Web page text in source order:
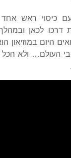
עם כיסוי ראש
דרכו לכאן
העולם… ולא הכל